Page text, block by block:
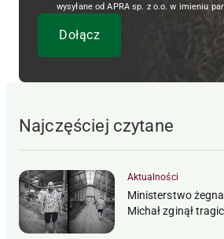
wysyłane od APRA sp. z o.o. w imieniu
Najczęściej czytane
Aktualności
Ministerstwo
Michał zginął